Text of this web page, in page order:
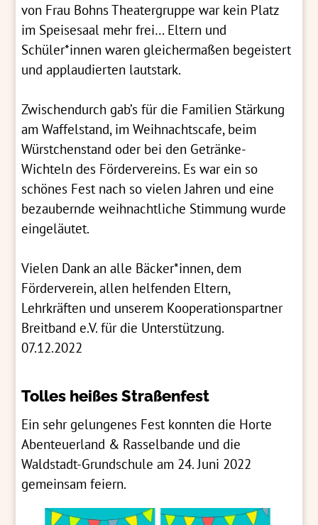
von Frau Bohns Theatergruppe war kein Platz
im Speisesaal mehr frei… Eltern und
Schüler*innen waren gleichermaßen begeistert
und applaudierten lautstark.
Zwischendurch gab’s für die Familien Stärkung
am Waffelstand, im Weihnachtscafe, beim
Würstchenstand oder bei den Getränke-
Wichteln des Fördervereins. Es war ein so
schönes Fest nach so vielen Jahren und eine
bezaubernde weihnachtliche Stimmung wurde
eingeläutet.
Vielen Dank an alle Bäcker*innen, dem
Förderverein, allen helfenden Eltern,
Lehrkräften und unserem Kooperationspartner
Breitband e.V. für die Unterstützung.
07.12.2022
Tolles heißes Straßenfest
Ein sehr gelungenes Fest konnten die Horte
Abenteuerland & Rasselbande und die
Waldstadt-Grundschule am 24. Juni 2022
gemeinsam feiern.